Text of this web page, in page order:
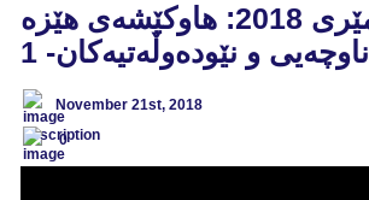
دیداری مێری 2018: هاوکێشەی هێزە
ناوچەیی و نێودەوڵەتیەکان- 1
November 21st, 2018
0